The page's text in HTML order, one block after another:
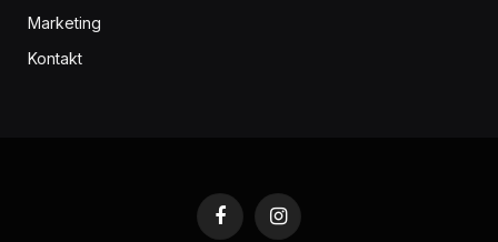
Marketing
Kontakt
FacebookInstagram